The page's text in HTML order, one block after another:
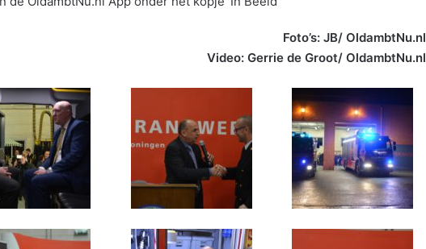
Foto’s: JB/ OldambtNu.nl
Video: Gerrie de Groot/ OldambtNu.nl